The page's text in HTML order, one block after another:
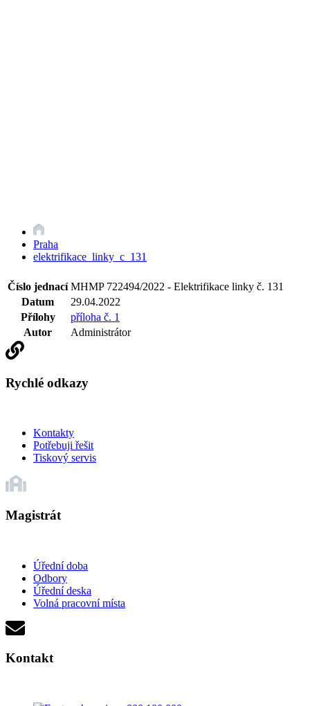
Praha
elektrifikace_linky_c_131
Číslo jednací MHMP 722494/2022 - Elektrifikace linky č. 131
Datum
29.04.2022
Přílohy
příloha č. 1
Autor
Administrátor
Rychlé odkazy
Kontakty
Potřebuji řešit
Tiskový servis
Magistrát
Úřední doba
Odbory
Úřední deska
Volná pracovní místa
Kontakt